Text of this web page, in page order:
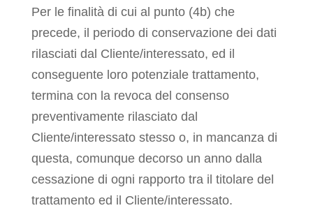
Per le finalità di cui al punto (4b) che
precede, il periodo di conservazione dei dati
rilasciati dal Cliente/interessato, ed il
conseguente loro potenziale trattamento,
termina con la revoca del consenso
preventivamente rilasciato dal
Cliente/interessato stesso o, in mancanza di
questa, comunque decorso un anno dalla
cessazione di ogni rapporto tra il titolare del
trattamento ed il Cliente/interessato.